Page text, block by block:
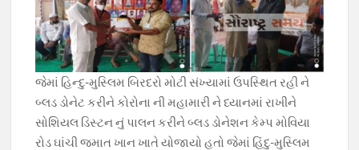
જેમાં હિન્દુ-મુસ્લિમ બિરદરો મોટી સંખ્યામાં ઉપસ્થિત રહી ને
બ્લડ ડોનેટ કરીને કોરોના ની મહામારી ને ધ્યાનમાં રાખીને
સોશિયલ ડિસ્ટન નું પાલન કરીને બ્લડ ડોનેશન કેમ્પ મોવિયા
રોડ ઘાંચી જમાત ખાન ખાતે યોજાયો હતો જેમાં હિંદુ-મુસ્લિમ